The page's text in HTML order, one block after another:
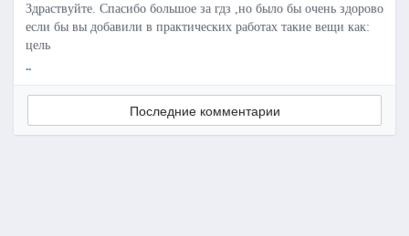
Здраствуйте. Спасибо большое за гдз ,но было бы очень здорово
если бы вы добавили в практических работах такие вещи как:
цель
..
Последние комментарии